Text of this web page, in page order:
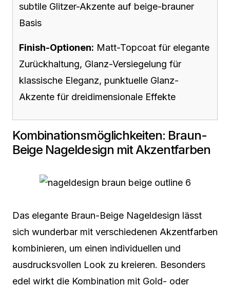
subtile Glitzer-Akzente auf beige-brauner
Basis
Finish-Optionen: Matt-Topcoat für elegante
Zurückhaltung, Glanz-Versiegelung für
klassische Eleganz, punktuelle Glanz-
Akzente für dreidimensionale Effekte
Kombinationsmöglichkeiten: Braun-
Beige Nageldesign mit Akzentfarben
Das elegante Braun-Beige Nageldesign lässt
sich wunderbar mit verschiedenen Akzentfarben
kombinieren, um einen individuellen und
ausdrucksvollen Look zu kreieren. Besonders
edel wirkt die Kombination mit Gold- oder